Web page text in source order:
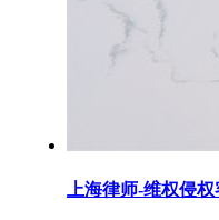
上海律师-维权侵